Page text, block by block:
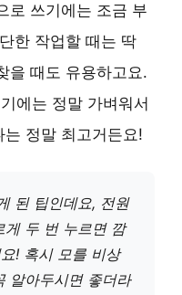
로 쓰기에는 조금 부
한 작업할 때는 딱
을 때도 유용하고요.
에는 정말 가벼워서
정말 최고거든요!
된 팁인데요, 전원
게 두 번 누르면 깜
! 혹시 모를 비상
알아두시면 좋더라